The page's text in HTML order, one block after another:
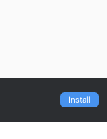
Install